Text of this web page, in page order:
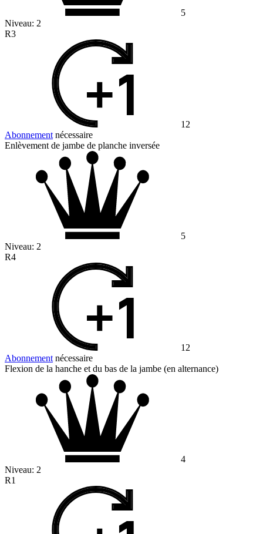
5
Niveau: 2
R3
12
Abonnement nécessaire
Enlèvement de jambe de planche inversée
5
Niveau: 2
R4
12
Abonnement nécessaire
Flexion de la hanche et du bas de la jambe (en alternance)
4
Niveau: 2
R1